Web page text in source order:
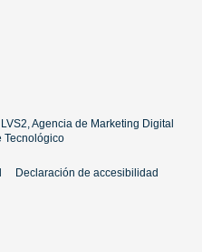
Agencia de Marketing Digital
Tecnológico
Declaración de accesibilidad